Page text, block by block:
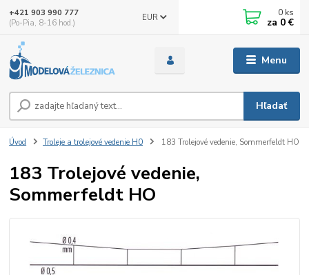
Menu
EUR
Hľadať
+421 903 990 777
(Po-Pia, 8-16 hod.)
0 ks
za 0 €
Úvod Troleje a trolejové vedenie H0 183 Trolejové vedenie, Sommerfeldt HO
183 Trolejové vedenie,
Sommerfeldt HO